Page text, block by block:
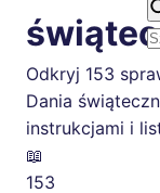
Odkryj 153
Dania
instrukcjami i
📖
153